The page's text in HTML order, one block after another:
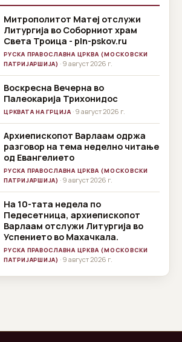
Митрополитот Матеј отслужи
Литургија во Соборниот храм
Света Троица - pln-pskov.ru
РУСКА ПРАВОСЛАВНА ЦРКВА (МОСКОВСКИ
ПАТРИЈАРШИЈА) · 9 август 2026 г.
Воскресна Вечерна во
Палеокарија Трихонидос
ЦРКВАТА НА ГРЦИЈА · 9 август 2026 г.
Архиепископот Варлаам одржа
разговор на тема неделно читање
од Евангелието
РУСКА ПРАВОСЛАВНА ЦРКВА (МОСКОВСКИ
ПАТРИЈАРШИЈА) · 9 август 2026 г.
На 10-тата недела по
Педесетница, архиепископот
Варлаам отслужи Литургија во
Успението во Махачкала.
РУСКА ПРАВОСЛАВНА ЦРКВА (МОСКОВСКИ
ПАТРИЈАРШИЈА) · 9 август 2026 г.